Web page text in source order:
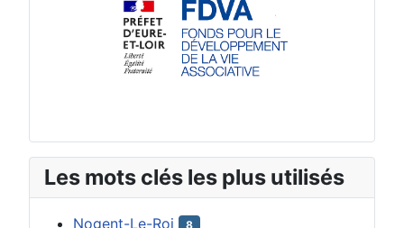
Les mots clés les plus utilisés
Nogent-Le-Roi 8